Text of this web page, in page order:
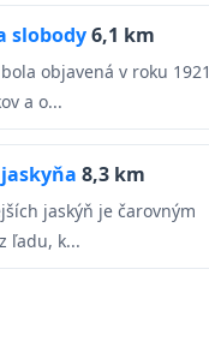
slobody6,1 km
objavená v roku 1921
a o...
8,3 km
jaskýň je čarovným
ľadu, k...